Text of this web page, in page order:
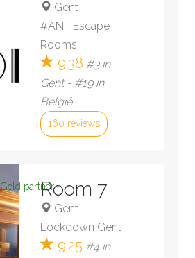
Gent -
#ANT Escape
Rooms
9.38 #3 in
Gent - #19 in
België
160 reviews
Gold partnerRoom 7
Gent -
Lockdown Gent
9.25 #4 in